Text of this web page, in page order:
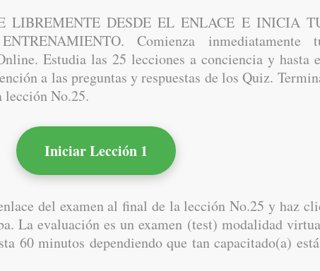
LIBREMENTE DESDE EL ENLACE E INICIA
Comienza inmediatamente
Estudia las 25 lecciones a conciencia y hasta
a las preguntas y respuestas de los Quiz.
lección No.25.
Iniciar Lección 1
del examen al final de la lección No.25 y haz
La evaluación es un examen (test) modalidad
60 minutos dependiendo que tan capacitado(a)